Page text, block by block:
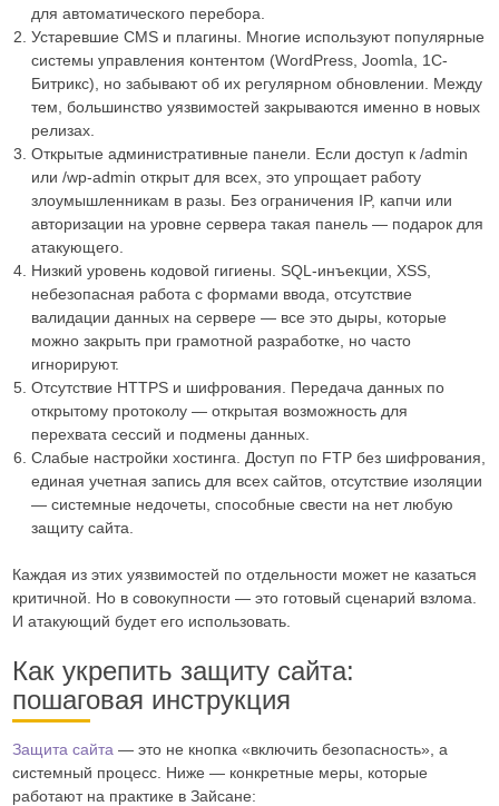
для автоматического перебора.
Устаревшие CMS и плагины. Многие используют популярные
системы управления контентом (WordPress, Joomla, 1С-
Битрикс), но забывают об их регулярном обновлении. Между
тем, большинство уязвимостей закрываются именно в новых
релизах.
Открытые административные панели. Если доступ к /admin
или /wp-admin открыт для всех, это упрощает работу
злоумышленникам в разы. Без ограничения IP, капчи или
авторизации на уровне сервера такая панель — подарок для
атакующего.
Низкий уровень кодовой гигиены. SQL-инъекции, XSS,
небезопасная работа с формами ввода, отсутствие
валидации данных на сервере — все это дыры, которые
можно закрыть при грамотной разработке, но часто
игнорируют.
Отсутствие HTTPS и шифрования. Передача данных по
открытому протоколу — открытая возможность для
перехвата сессий и подмены данных.
Слабые настройки хостинга. Доступ по FTP без шифрования,
единая учетная запись для всех сайтов, отсутствие изоляции
— системные недочеты, способные свести на нет любую
защиту сайта.
Каждая из этих уязвимостей по отдельности может не казаться
критичной. Но в совокупности — это готовый сценарий взлома.
И атакующий будет его использовать.
Как укрепить защиту сайта:
пошаговая инструкция
Защита сайта — это не кнопка «включить безопасность», а
системный процесс. Ниже — конкретные меры, которые
работают на практике в Зайсане: